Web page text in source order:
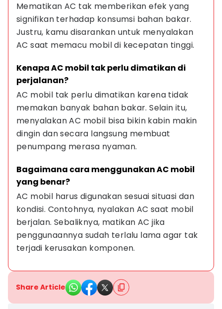
Mematikan AC tak memberikan efek yang
signifikan terhadap konsumsi bahan bakar.
Justru, kamu disarankan untuk menyalakan
AC saat memacu mobil di kecepatan tinggi.
Kenapa AC mobil tak perlu dimatikan di
perjalanan?
AC mobil tak perlu dimatikan karena tidak
memakan banyak bahan bakar. Selain itu,
menyalakan AC mobil bisa bikin kabin makin
dingin dan secara langsung membuat
penumpang merasa nyaman.
Bagaimana cara menggunakan AC mobil
yang benar?
AC mobil harus digunakan sesuai situasi dan
kondisi. Contohnya, nyalakan AC saat mobil
berjalan. Sebaliknya, matikan AC jika
penggunaannya sudah terlalu lama agar tak
terjadi kerusakan komponen.
Share Article